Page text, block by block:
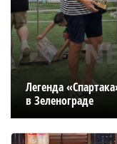
Легенда
в Зеленограде